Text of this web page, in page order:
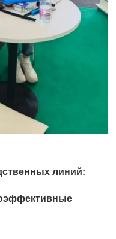
линий: